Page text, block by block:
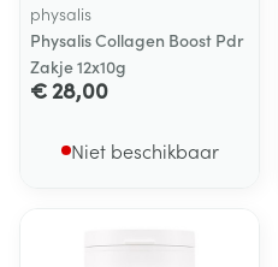
physalis
Physalis Collagen Boost Pdr
Zakje 12x10g
€ 28,00
Niet beschikbaar